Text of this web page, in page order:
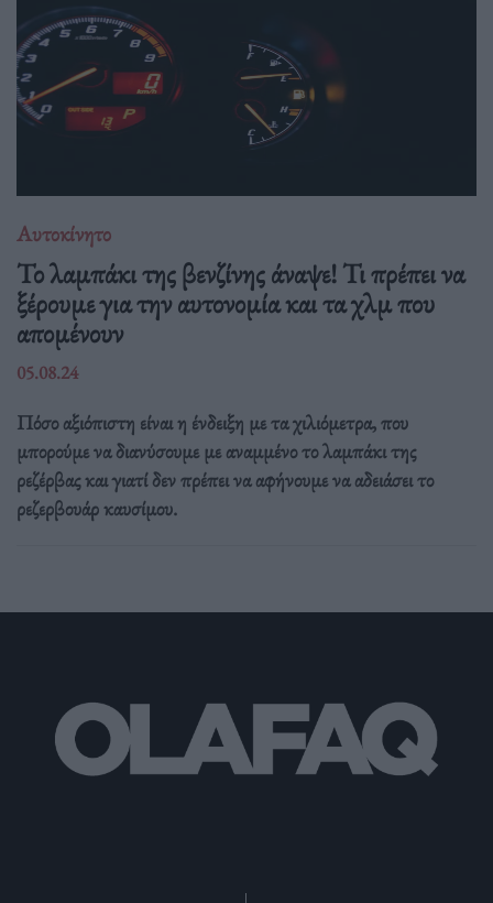
Αυτοκίνητο
Το λαμπάκι της βενζίνης άναψε! Τι πρέπει να
ξέρουμε για την αυτονομία και τα χλμ που
απομένουν
05.08.24
Πόσο αξιόπιστη είναι η ένδειξη με τα χιλιόμετρα, που
μπορούμε να διανύσουμε με αναμμένο το λαμπάκι της
ρεζέρβας και γιατί δεν πρέπει να αφήνουμε να αδειάσει το
ρεζερβουάρ καυσίμου.